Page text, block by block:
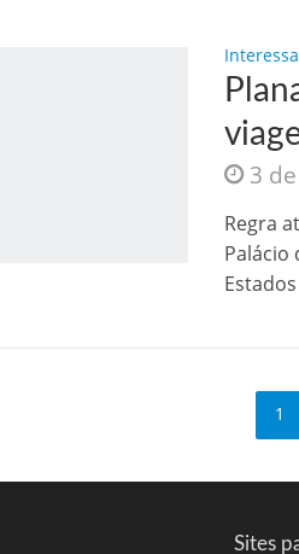
3
Regra
Palácio
1
Sites